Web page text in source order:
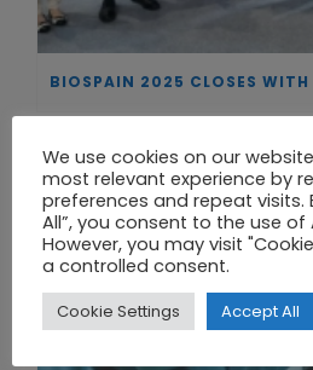
We use cookies on our
most relevant experience by
preferences and repeat visits.
All”, you consent to the use of
However, you may visit
a controlled consent.
Cookie Settings Accept All